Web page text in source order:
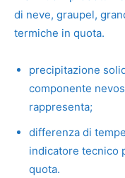
di neve, graupel,
termiche in quota.
precipitazione
componente
rappresenta;
differenza di
indicatore tecnico
quota.